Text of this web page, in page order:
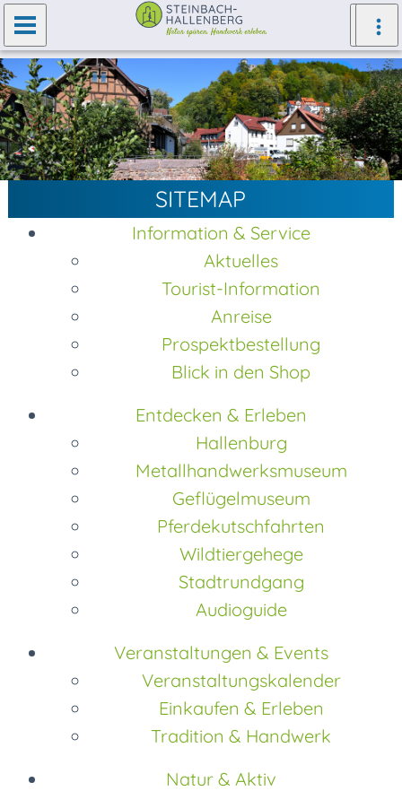
SITEMAP
Information & Service
Aktuelles
Tourist-Information
Anreise
Prospektbestellung
Blick in den Shop
Entdecken & Erleben
Hallenburg
Metallhandwerksmuseum
Geflügelmuseum
Pferdekutschfahrten
Wildtiergehege
Stadtrundgang
Audioguide
Veranstaltungen & Events
Veranstaltungskalender
Einkaufen & Erleben
Tradition & Handwerk
Natur & Aktiv